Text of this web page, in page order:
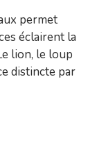
permet
éclairent la
lion, le loup
distincte par